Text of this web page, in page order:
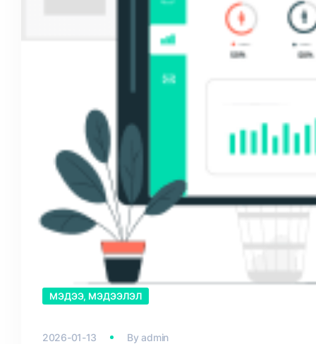
МЭДЭЭ, МЭДЭЭЛЭЛ
2026-01-13 Byadmin